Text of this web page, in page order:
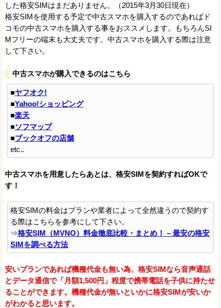
した格安SIMはまだありません。（2015年3月30日現在）
格安SIMを使用する予定で中古スマホを購入するのであればド
コモの中古スマホを購入する事をおススメします。もちろんSI
Mフリーの端末も大丈夫です。中古スマホを購入する際は注意
して下さい。
中古スマホが購入できるのはこちら
■ヤフオク!
■Yahoo!ショッピング
■楽天
■ソフマップ
■ブックオフの店舗
etc..
中古スマホを用意したらあとは、格安SIMを契約すればOKで
す！
格安SIMの料金はプランや業者によって全然違うので契約す
る際はこちらを参考にして下さい。
⇒格安SIM（MVNO）料金徹底比較・まとめ！ – 最安の格安
SIMを調べる方法
安いプランであれば機種代金も無い為、格安SIMなら音声通話
とデータ通信で「月額1,500円」程度で携帯電話を子供に持たせ
ることができます。機種代金が無いといかに格安SIMが安いか
がわかると思います。